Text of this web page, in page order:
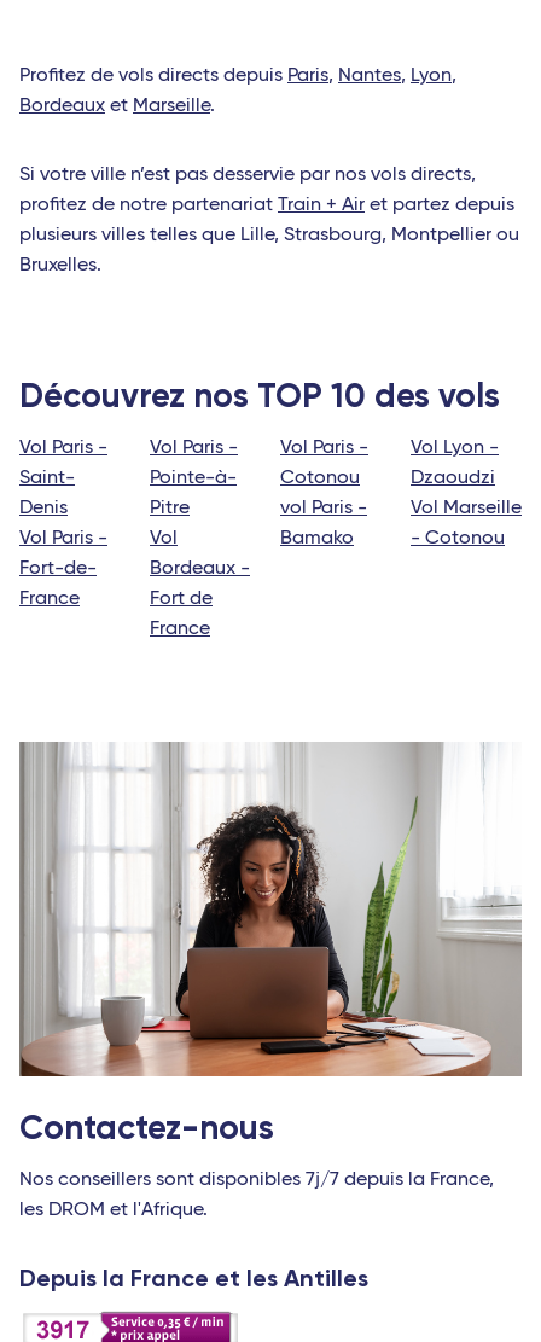
Profitez de vols directs depuis Paris, Nantes, Lyon,
Bordeaux et Marseille.
Si votre ville n’est pas desservie par nos vols directs,
profitez de notre partenariat Train + Air et partez depuis
plusieurs villes telles que Lille, Strasbourg, Montpellier ou
Bruxelles.
Découvrez nos TOP 10 des vols
Vol Paris -
Saint-
Denis
Vol Paris -
Fort-de-
France
Vol Paris -
Pointe-à-
Pitre
Vol
Bordeaux -
Fort de
France
Vol Paris -
Cotonou
vol Paris -
Bamako
Vol Lyon -
Dzaoudzi
Vol Marseille
- Cotonou
Contactez-nous
Nos conseillers sont disponibles 7j/7 depuis la France,
les DROM et l'Afrique.
Depuis la France et les Antilles